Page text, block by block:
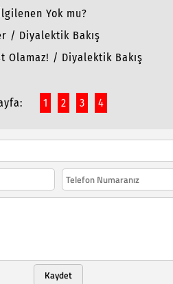
Yok mu?
/ Diyalektik Bakış
Olamaz! / Diyalektik Bakış
1 2 3 4
Kaydet